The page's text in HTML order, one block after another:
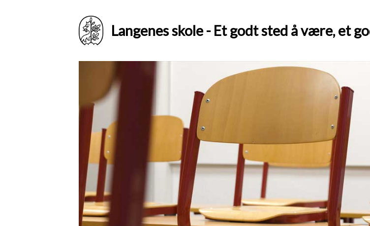
Langenes skole - Et godt sted å være, et